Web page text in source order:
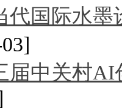
代国际水
届中关村